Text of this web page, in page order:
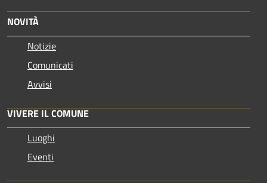
NOVITÀ
Notizie
Comunicati
Avvisi
VIVERE IL COMUNE
Luoghi
Eventi